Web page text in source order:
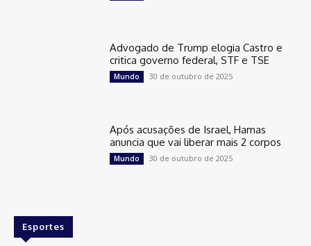
Advogado de Trump elogia Castro e
critica governo federal, STF e TSE
Mundo 30 de outubro de 2025
Após acusações de Israel, Hamas
anuncia que vai liberar mais 2 corpos
Mundo 30 de outubro de 2025
Esportes